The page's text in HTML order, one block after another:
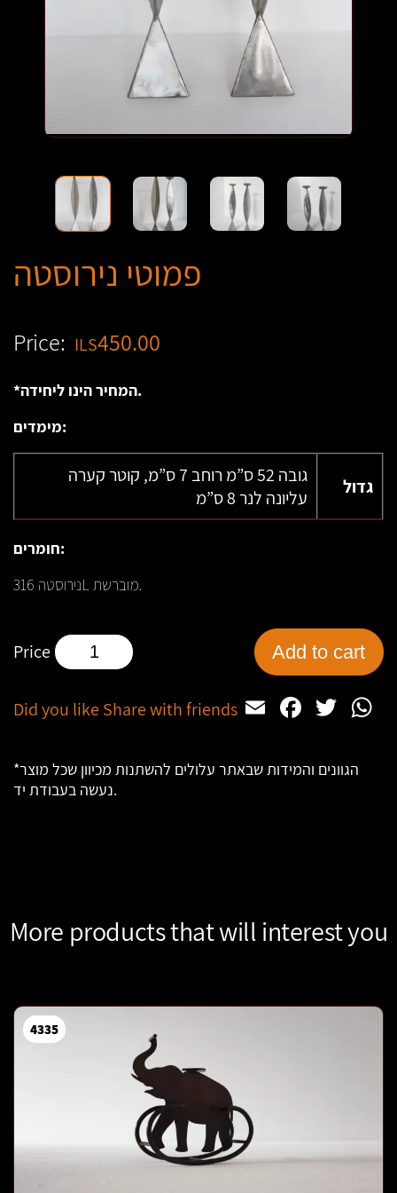
פמוטי נירוסטה
Price: ILS450.00
*המחיר הינו ליחידה.
מימדים:
גדול
גובה 52 ס”מ רוחב 7 ס”מ, קוטר קערה
עליונה לנר 8 ס”מ
חומרים:
נירוסטה 316L מוברשת.
פמוטי
נירוסטה
quantity
Add to cart
Did you like Share with friends Email
*הגוונים והמידות שבאתר עלולים להשתנות מכיוון שכל מוצר
נעשה בעבודת יד.
More products that will interest you
4335